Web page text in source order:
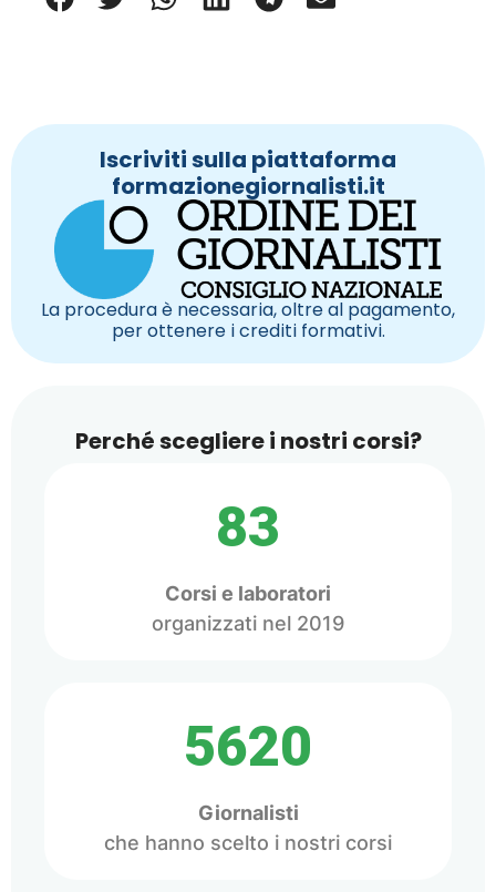
Iscriviti sulla piattaforma
formazionegiornalisti.it
La procedura è necessaria, oltre al pagamento,
per ottenere i crediti formativi.
Perché scegliere i nostri corsi?
83
Corsi e laboratori
organizzati nel 2019
5620
Giornalisti
che hanno scelto i nostri corsi